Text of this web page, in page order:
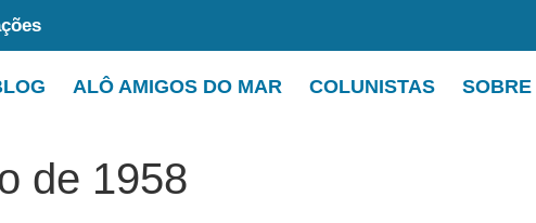
ALÔ AMIGOS DO MAR COLUNISTAS SOBRE
de 1958